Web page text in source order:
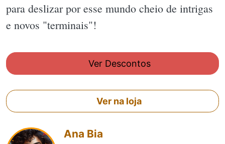
para deslizar por esse mundo cheio de intrigas
e novos "terminais"!
Ver Descontos
Ver na loja
Ana Bia